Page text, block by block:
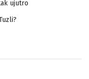
ujutro